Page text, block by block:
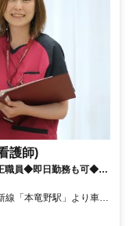
護師)
職員◆即日勤務も可◆賞
線「本竜野駅」より車で